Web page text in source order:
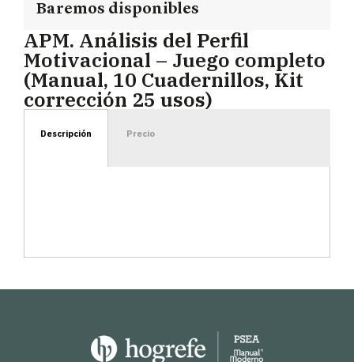
Baremos disponibles
APM. Análisis del Perfil
Motivacional – Juego completo
(Manual, 10 Cuadernillos, Kit
corrección 25 usos)
Descripción Precio